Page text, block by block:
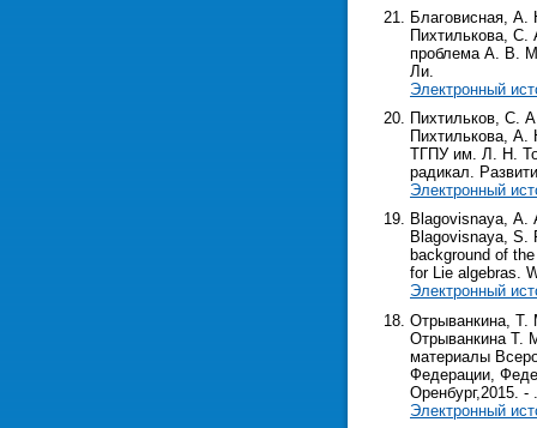
Благовисная,
Пихтилькова, С.
проблема А. В.
Ли.
Электронный
Пихтильков, С.
Пихтилькова, А.
ТГПУ им. Л. Н.
радикал.
Электронный
Blagovisnaya, А.
Blagovisnaya, S.
background of
for Lie algebras.
Электронный
Отрыванкина, Т.
Отрыванкина Т.
материалы
Федерации,
Оренбург,2015.
Электронный